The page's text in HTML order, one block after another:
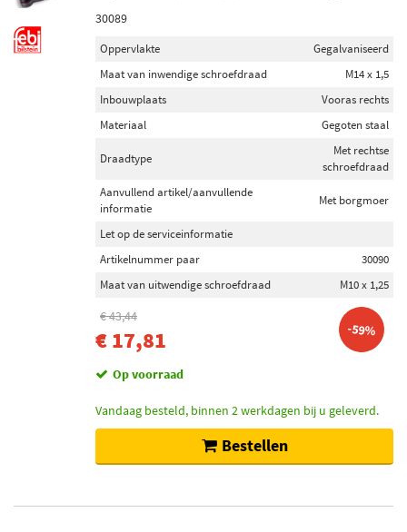
30089
Oppervlakte
Gegalvaniseerd
Maat van inwendige schroefdraad
M14 x 1,5
Inbouwplaats
Vooras rechts
Materiaal
Gegoten staal
Draadtype
Met rechtse
schroefdraad
Aanvullend artikel/aanvullende
informatie
Met borgmoer
Let op de serviceinformatie
Artikelnummer paar
30090
Maat van uitwendige schroefdraad
M10 x 1,25
€ 43,44
€ 17,81 -59%
Op voorraad
Vandaag besteld, binnen 2 werkdagen bij u geleverd.
Bestellen